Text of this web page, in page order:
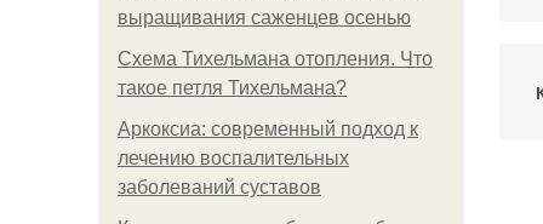
выращивания саженцев осенью
Схема Тихельмана отопления. Что
такое петля Тихельмана?
Аркоксиа: современный подход к
лечению воспалительных
заболеваний суставов